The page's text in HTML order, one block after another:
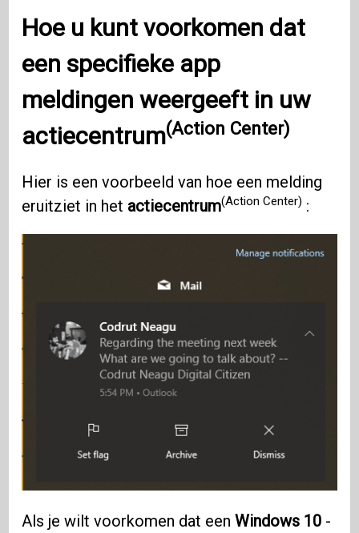
Hoe u kunt voorkomen dat
een specifieke app
meldingen weergeeft in uw
actiecentrum(Action Center)
Hier is een voorbeeld van hoe een melding
eruitziet in het actiecentrum(Action Center) :
Als je wilt voorkomen dat eenWindows 10 -